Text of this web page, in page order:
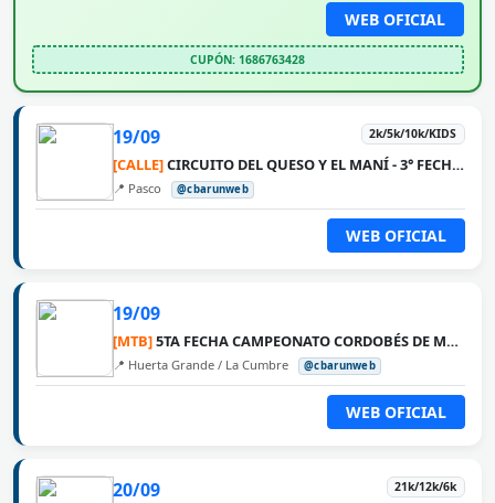
WEB OFICIAL
CUPÓN: 1686763428
19/09 2k/5k/10k/KIDS
[CALLE]CIRCUITO DEL QUESO Y EL MANÍ - 3° FECHA PASCO
📍 Pasco @cbarunweb
WEB OFICIAL
19/09
[MTB]5TA FECHA CAMPEONATO CORDOBÉS DE MTB 2026 - LA VUELTA
📍 Huerta Grande / La Cumbre @cbarunweb
WEB OFICIAL
20/09 21k/12k/6k